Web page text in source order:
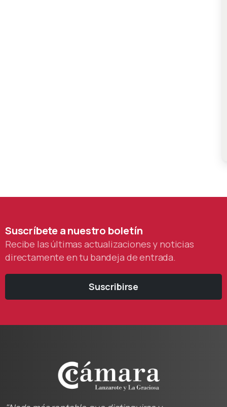
Suscríbeteanuestro boletín
Recibe las últimas actualizaciones y noticias
directamente en tu bandeja de entrada.
Suscribirse